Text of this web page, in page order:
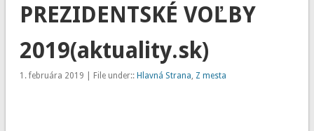
PREZIDENTSKÉ VOĽBY
2019(aktuality.sk)
1. februára 2019 | File under:: Hlavná Strana, Z mesta